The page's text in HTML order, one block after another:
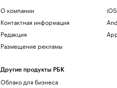
О компании
Контактная информация
Редакция
Размещение рекламы
Другие продукты РБК
Облако для бизнеса
iOS